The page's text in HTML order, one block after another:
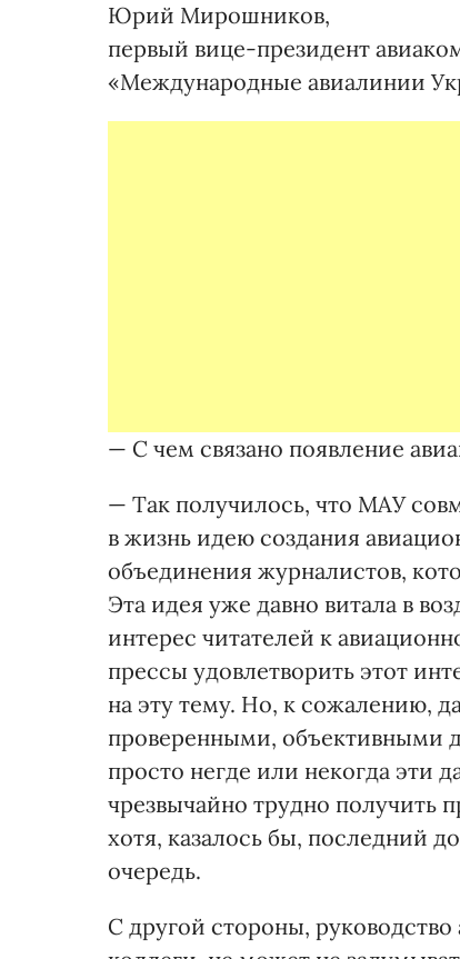
Юрий Мирошников,
первый вице-президент
«Международные авиалинии
— С чем связано появление
— Так получилось, что МАУ
в жизнь идею создания
объединения журналистов,
Эта идея уже давно витала в
интерес читателей к
прессы удовлетворить этот
на эту тему. Но, к сожалению,
проверенными, объективными
просто негде или некогда эти
чрезвычайно трудно получить
хотя, казалось бы, последний
очередь.
С другой стороны,